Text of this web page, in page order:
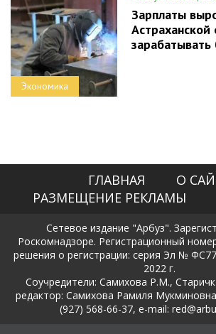
Экономика
Зарплаты
Астраханской
ГЛАВНАЯ
О
РАЗМЕЩЕНИЕ РЕКЛАМЫ
Сетевое издание "Арбуз".
Роскомнадзоре. Регистрационный
решения о регистрации: серия Эл №
2022 г.
Соучредители: Самихова Р.М.,
редактор: Самихова Рамиля
(927) 568-66-37, e-mail: